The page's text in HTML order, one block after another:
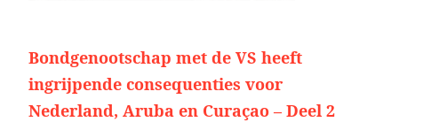
Bondgenootschap met de VS heeft
ingrijpende consequenties voor
Nederland, Aruba en Curaçao – Deel 2